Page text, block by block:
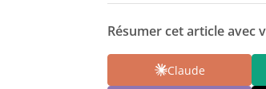
Résumer cet article avec
Claude